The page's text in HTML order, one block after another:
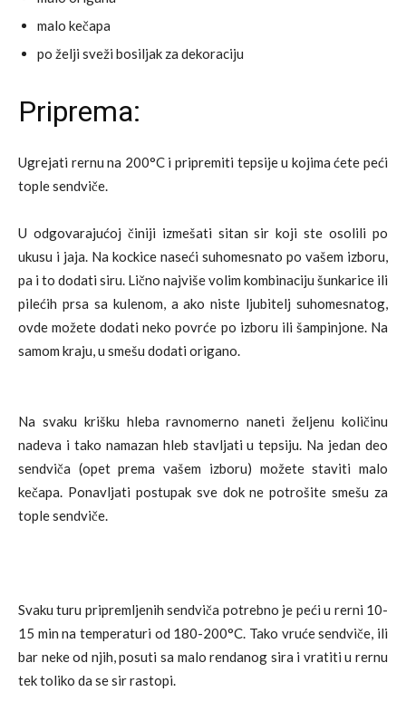
malo kečapa
po želji sveži bosiljak za dekoraciju
Priprema:
Ugrejati rernu na 200°C i pripremiti tepsije u kojima ćete peći
tople sendviče.
U odgovarajućoj činiji izmešati sitan sir koji ste osolili po
ukusu i jaja. Na kockice naseći suhomesnato po vašem izboru,
pa i to dodati siru. Lično najviše volim kombinaciju šunkarice ili
pilećih prsa sa kulenom, a ako niste ljubitelj suhomesnatog,
ovde možete dodati neko povrće po izboru ili šampinjone. Na
samom kraju, u smešu dodati origano.
Na svaku krišku hleba ravnomerno naneti željenu količinu
nadeva i tako namazan hleb stavljati u tepsiju. Na jedan deo
sendviča (opet prema vašem izboru) možete staviti malo
kečapa. Ponavljati postupak sve dok ne potrošite smešu za
tople sendviče.
Svaku turu pripremljenih sendviča potrebno je peći u rerni 10-
15 min na temperaturi od 180-200°C. Tako vruće sendviče, ili
bar neke od njih, posuti sa malo rendanog sira i vratiti u rernu
tek toliko da se sir rastopi.